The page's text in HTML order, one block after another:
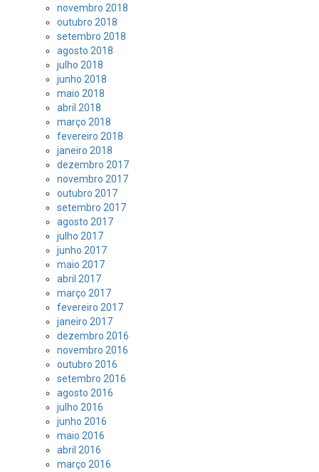
novembro 2018
outubro 2018
setembro 2018
agosto 2018
julho 2018
junho 2018
maio 2018
abril 2018
março 2018
fevereiro 2018
janeiro 2018
dezembro 2017
novembro 2017
outubro 2017
setembro 2017
agosto 2017
julho 2017
junho 2017
maio 2017
abril 2017
março 2017
fevereiro 2017
janeiro 2017
dezembro 2016
novembro 2016
outubro 2016
setembro 2016
agosto 2016
julho 2016
junho 2016
maio 2016
abril 2016
março 2016